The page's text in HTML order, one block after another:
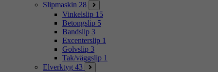
Slipmaskin 28
Vinkelslip 15
Betongslip 5
Bandslip 3
Excenterslip 1
Golvslip 3
Tak/väggslip 1
Elverktyg 43